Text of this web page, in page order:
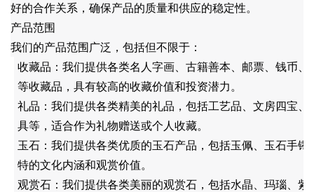
好的合作关系，确保产品的质量和供应的稳定性。
产品范围
我们的产品范围广泛，包括但不限于：
收藏品：我们提供各类名人字画、古籍善本、邮票、钱币、
等收藏品，具有较高的收藏价值和投资潜力。
礼品：我们提供各类精美的礼品，包括工艺品、文房四宝、
具等，适合作为礼物赠送或个人收藏。
玉石：我们提供各类优质的玉石产品，包括玉佩、玉石手
特的文化内涵和观赏价值。
观赏石：我们提供各类美丽的观赏石，包括水晶、玛瑙、紫